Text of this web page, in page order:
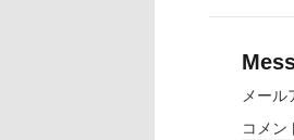
メール
コメン